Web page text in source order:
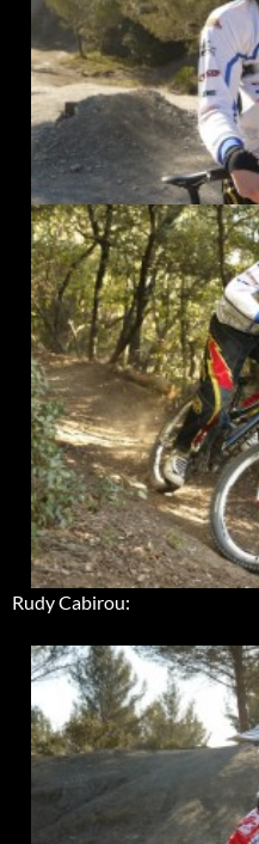
Rudy Cabirou: